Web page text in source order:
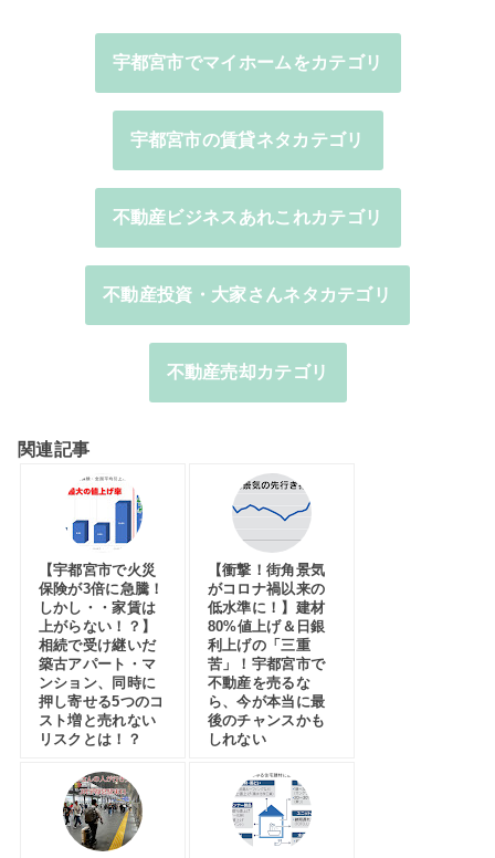
宇都宮市でマイホームをカテゴリ
宇都宮市の賃貸ネタカテゴリ
不動産ビジネスあれこれカテゴリ
不動産投資・大家さんネタカテゴリ
不動産売却カテゴリ
関連記事
【宇都宮市で火災
保険が3倍に急騰！
しかし・・家賃は
上がらない！？】
相続で受け継いだ
築古アパート・マ
ンション、同時に
押し寄せる5つのコ
スト増と売れない
リスクとは！？
【衝撃！街角景気
がコロナ禍以来の
低水準に！】建材
80%値上げ＆日銀
利上げの「三重
苦」！宇都宮市で
不動産を売るな
ら、今が本当に最
後のチャンスかも
しれない